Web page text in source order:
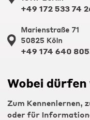
+49 172 533 74
Marienstraße 71
50825 Köln
+49 174 640
Wobei
Zum Kennenlernen,
oder für